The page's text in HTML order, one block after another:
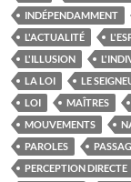
INDÉPENDAMMENT
L'ACTUALITÉ
L'ILLUSION
LA LOI
LE
LOI
MAÎTRES
MOUVEMENTS
PAROLES
PERCEPTION DIRECTE